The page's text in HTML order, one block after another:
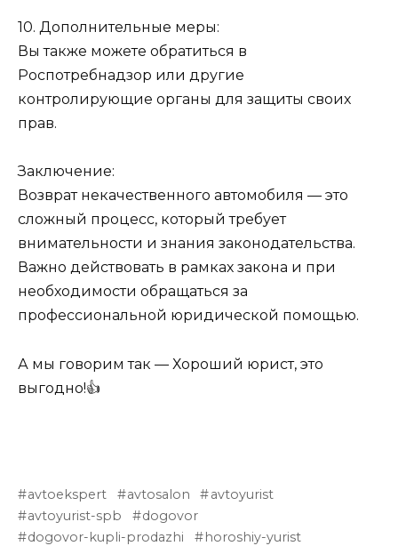
10. Дополнительные меры:
Вы также можете обратиться в
Роспотребнадзор или другие
контролирующие органы для защиты своих
прав.
Заключение:
Возврат некачественного автомобиля — это
сложный процесс, который требует
внимательности и знания законодательства.
Важно действовать в рамках закона и при
необходимости обращаться за
профессиональной юридической помощью.
А мы говорим так — Хороший юрист, это
выгодно!👍
avtoekspert avtosalon
avtoyurist
avtoyurist-spb
dogovor
dogovor-kupli-prodazhi
horoshiy-yurist